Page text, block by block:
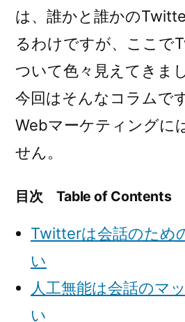
は、誰かと誰かの
るわけですが、ここで
ついて色々見えてきまし
今回はそんなコラムで
Webマーケティングに
せん。
目次 Table of Contents
Twitterは会話のため
い
人工無能は会話のマ
い